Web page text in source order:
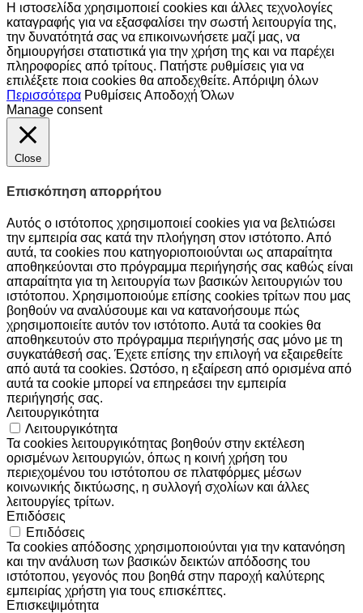
Η ιστοσελίδα χρησιμοποιεί cookies και άλλες τεχνολογίες
καταγραφής για να εξασφαλίσει την σωστή λειτουργία της,
την δυνατότητά σας να επικοινωνήσετε μαζί μας, να
δημιουργήσει στατιστικά για την χρήση της και να παρέχει
πληροφορίες από τρίτους. Πατήστε ρυθμίσεις για να
επιλέξετε ποια cookies θα αποδεχθείτε. Απόριψη όλων
Περισσότερα Ρυθμίσεις Αποδοχή Όλων
Manage consent
Close
Επισκόπηση απορρήτου
Αυτός ο ιστότοπος χρησιμοποιεί cookies για να βελτιώσει
την εμπειρία σας κατά την πλοήγηση στον ιστότοπο. Από
αυτά, τα cookies που κατηγοριοποιούνται ως απαραίτητα
αποθηκεύονται στο πρόγραμμα περιήγησής σας καθώς είναι
απαραίτητα για τη λειτουργία των βασικών λειτουργιών του
ιστότοπου. Χρησιμοποιούμε επίσης cookies τρίτων που μας
βοηθούν να αναλύσουμε και να κατανοήσουμε πώς
χρησιμοποιείτε αυτόν τον ιστότοπο. Αυτά τα cookies θα
αποθηκευτούν στο πρόγραμμα περιήγησής σας μόνο με τη
συγκατάθεσή σας. Έχετε επίσης την επιλογή να εξαιρεθείτε
από αυτά τα cookies. Ωστόσο, η εξαίρεση από ορισμένα από
αυτά τα cookie μπορεί να επηρεάσει την εμπειρία
περιήγησής σας.
Λειτουργικότητα
Λειτουργικότητα
Τα cookies λειτουργικότητας βοηθούν στην εκτέλεση
ορισμένων λειτουργιών, όπως η κοινή χρήση του
περιεχομένου του ιστότοπου σε πλατφόρμες μέσων
κοινωνικής δικτύωσης, η συλλογή σχολίων και άλλες
λειτουργίες τρίτων.
Επιδόσεις
Επιδόσεις
Τα cookies απόδοσης χρησιμοποιούνται για την κατανόηση
και την ανάλυση των βασικών δεικτών απόδοσης του
ιστότοπου, γεγονός που βοηθά στην παροχή καλύτερης
εμπειρίας χρήστη για τους επισκέπτες.
Επισκεψιμότητα